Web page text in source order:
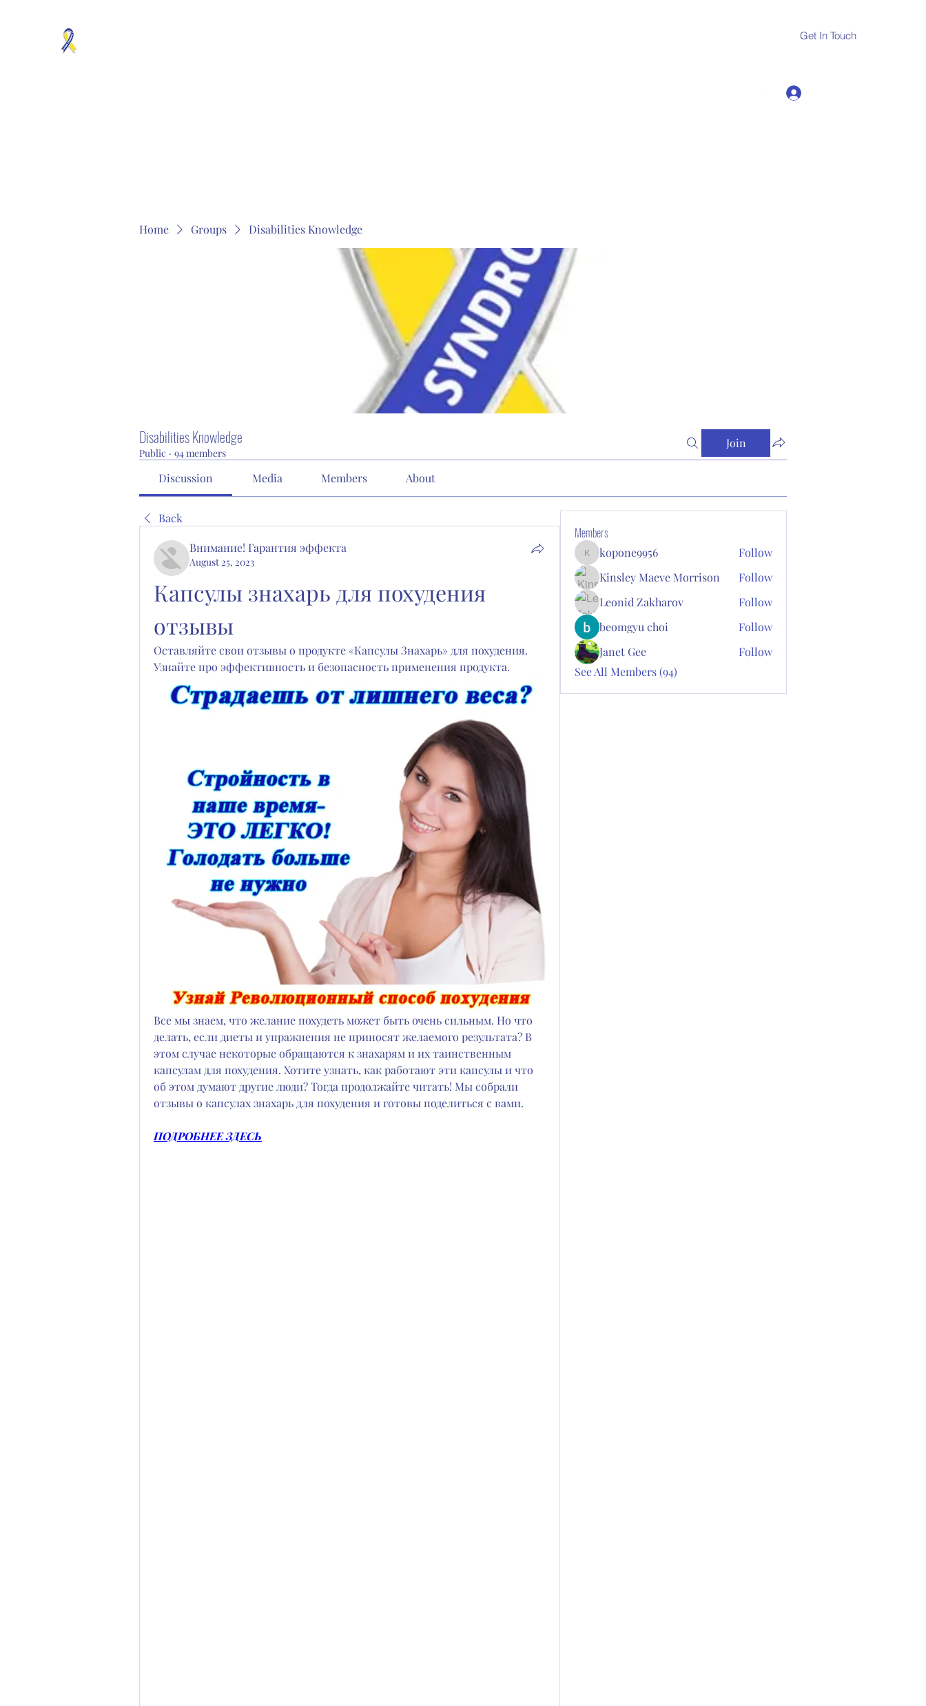
Get In Touch
Home Groups Disabilities Knowledge
Disabilities Knowledge
Public · 94 members
Join
Discussion Media Members About
Back
Внимание! Гарантия эффекта
August 25, 2023
Капсулы знахарь для похудения
отзывы
Оставляйте свои отзывы о продукте «Капсулы Знахарь» для похудения.
Узнайте про эффективность и безопасность применения продукта.
Все мы знаем, что желание похудеть может быть очень сильным. Но что
делать, если диеты и упражнения не приносят желаемого результата? В
этом случае некоторые обращаются к знахарям и их таинственным
капсулам для похудения. Хотите узнать, как работают эти капсулы и что
об этом думают другие люди? Тогда продолжайте читать! Мы собрали
отзывы о капсулах знахарь для похудения и готовы поделиться с вами.
ПОДРОБНЕЕ ЗДЕСЬ
Members
kopone9956
kopone9956
Follow
Kinsley Maeve Morrison
Follow
Leonid Zakharov
Follow
beomgyu choi
Follow
Janet Gee
Follow
See All Members (94)